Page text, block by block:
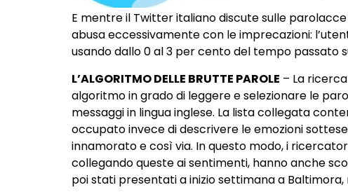
E mentre il Twitter italiano discute sulle
abusa eccessivamente con le imprecazioni:
usando dallo 0 al 3 per cento del tempo passato
L’ALGORITMO DELLE BRUTTE PAROLE – La
algoritmo in grado di leggere e selezionare le
messaggi in lingua inglese. La lista collegata
occupato invece di descrivere le emozioni
innamorato e così via. In questo modo, i
collegando queste ai sentimenti, hanno anche
poi stati presentati a inizio settimana a